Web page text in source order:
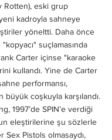
Rotten), eski grup
kadroyla sahneye
yöneltti. Daha önce
suçlamasında
Carter içinse "karaoke
kullandı. Yine de Carter
performansı,
büyük coşkuyla karşılandı.
1997’de SPIN’e verdiği
eleştirilerine şu sözlerle
Sex Pistols olmasaydı,